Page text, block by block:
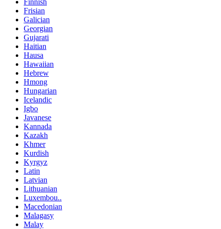
Frisian
Galician
Georgian
Gujarati
Haitian
Hausa
Hawaiian
Hebrew
Hmong
Hungarian
Icelandic
Igbo
Javanese
Kannada
Kazakh
Khmer
Kurdish
Kyrgyz
Latin
Latvian
Lithuanian
Luxembou..
Macedonian
Malagasy
Malay